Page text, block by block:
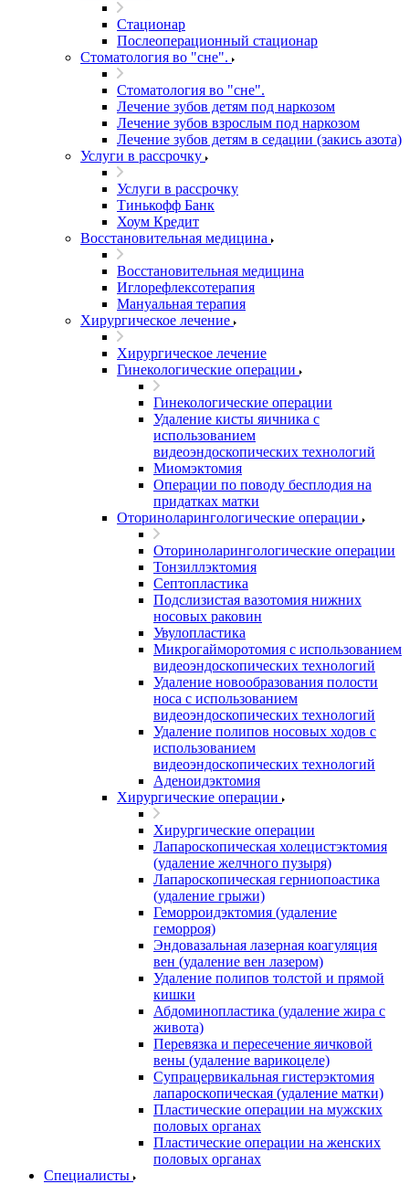
Стационар
Послеоперационный стационар
Стоматология во "сне".
Стоматология во "сне".
Лечение зубов детям под наркозом
Лечение зубов взрослым под наркозом
Лечение зубов детям в седации (закись азота)
Услуги в рассрочку
Услуги в рассрочку
Тинькофф Банк
Хоум Кредит
Восстановительная медицина
Восстановительная медицина
Иглорефлексотерапия
Мануальная терапия
Хирургическое лечение
Хирургическое лечение
Гинекологические операции
Гинекологические операции
Удаление кисты яичника с
использованием
видеоэндоскопических технологий
Миомэктомия
Операции по поводу бесплодия на
придатках матки
Оториноларингологические операции
Оториноларингологические операции
Тонзиллэктомия
Септопластика
Подслизистая вазотомия нижних
носовых раковин
Увулопластика
Микрогайморотомия с использованием
видеоэндоскопических технологий
Удаление новообразования полости
носа с использованием
видеоэндоскопических технологий
Удаление полипов носовых ходов с
использованием
видеоэндоскопических технологий
Аденоидэктомия
Хирургические операции
Хирургические операции
Лапароскопическая холецистэктомия
(удаление желчного пузыря)
Лапароскопическая герниопоастика
(удаление грыжи)
Геморроидэктомия (удаление
геморроя)
Эндовазальная лазерная коагуляция
вен (удаление вен лазером)
Удаление полипов толстой и прямой
кишки
Абдоминопластика (удаление жира с
живота)
Перевязка и пересечение яичковой
вены (удаление варикоцеле)
Супрацервикальная гистерэктомия
лапароскопическая (удаление матки)
Пластические операции на мужских
половых органах
Пластические операции на женских
половых органах
Специалисты